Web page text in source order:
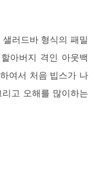
러드바 형식의 패밀
아버지 격인 아웃백
여서 처음 빕스가 나
고 오해를 많이하는